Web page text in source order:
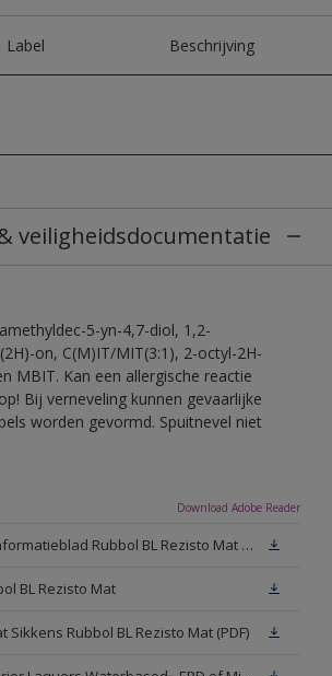
Label Beschrijving
veiligheidsdocumentatie
5-yn-4,7-diol, 1,2-
on, C(M)IT/MIT(3:1), 2-octyl-2H-
MBIT. Kan een allergische reactie
Bij verneveling kunnen gevaarlijke
worden gevormd. Spuitnevel niet
Download Adobe Reader
Technisch Informatieblad Rubbol BL Rezisto Mat (PDF)
BL Rezisto Mat
Sikkens Rubbol BL Rezisto Mat (PDF)